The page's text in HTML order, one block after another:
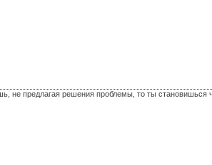
не предлагая решения проблемы, то ты становишься